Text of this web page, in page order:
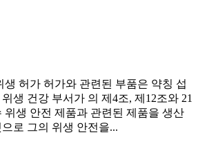
생 허가 허가와 관련된 부품은 약칭 섭
생 건강 부서가 의 제4조, 제12조와 21
위생 안전 제품과 관련된 제품을 생산
로 그의 위생 안전을...